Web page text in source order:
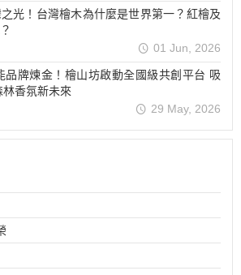
之光！台灣檜木為什麼是世界第一？紅檜及
01 Jun, 2026
品牌煉金！檜山坊啟動全國級共創平台 吸
香氛新未來
29 May, 2026